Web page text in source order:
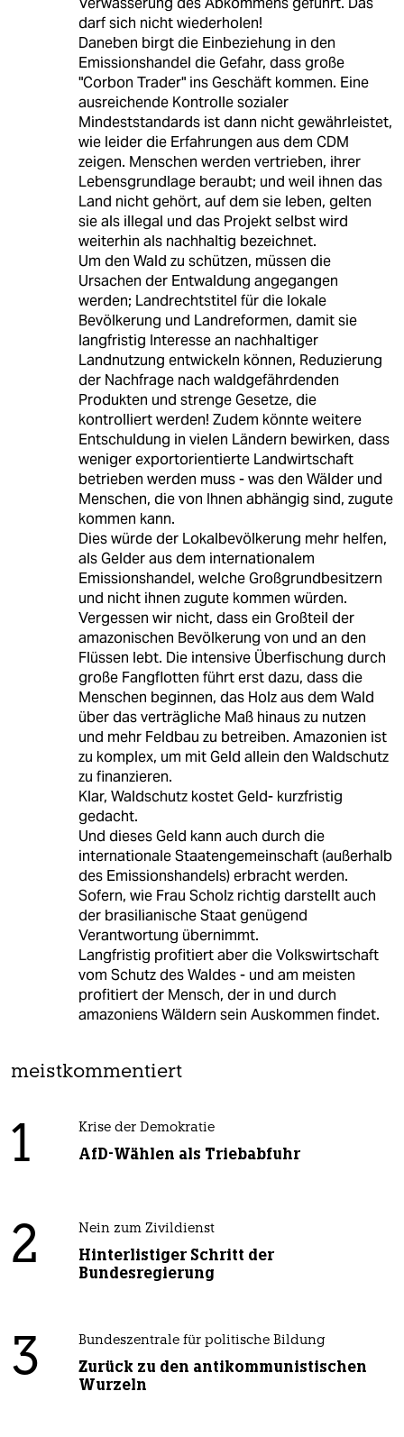
darf sich nicht wiederholen!
Daneben birgt die Einbeziehung in den
Emissionshandel die Gefahr, dass große
"Corbon Trader" ins Geschäft kommen. Eine
ausreichende Kontrolle sozialer
Mindeststandards ist dann nicht gewährleistet,
wie leider die Erfahrungen aus dem CDM
zeigen. Menschen werden vertrieben, ihrer
Lebensgrundlage beraubt; und weil ihnen das
Land nicht gehört, auf dem sie leben, gelten
sie als illegal und das Projekt selbst wird
weiterhin als nachhaltig bezeichnet.
Um den Wald zu schützen, müssen die
Ursachen der Entwaldung angegangen
werden; Landrechtstitel für die lokale
Bevölkerung und Landreformen, damit sie
langfristig Interesse an nachhaltiger
Landnutzung entwickeln können, Reduzierung
der Nachfrage nach waldgefährdenden
Produkten und strenge Gesetze, die
kontrolliert werden! Zudem könnte weitere
Entschuldung in vielen Ländern bewirken, dass
weniger exportorientierte Landwirtschaft
betrieben werden muss - was den Wälder und
Menschen, die von Ihnen abhängig sind, zugute
kommen kann.
Dies würde der Lokalbevölkerung mehr helfen,
als Gelder aus dem internationalem
Emissionshandel, welche Großgrundbesitzern
und nicht ihnen zugute kommen würden.
Vergessen wir nicht, dass ein Großteil der
amazonischen Bevölkerung von und an den
Flüssen lebt. Die intensive Überfischung durch
große Fangflotten führt erst dazu, dass die
Menschen beginnen, das Holz aus dem Wald
über das verträgliche Maß hinaus zu nutzen
und mehr Feldbau zu betreiben. Amazonien ist
zu komplex, um mit Geld allein den Waldschutz
zu finanzieren.
Klar, Waldschutz kostet Geld- kurzfristig
gedacht.
Und dieses Geld kann auch durch die
internationale Staatengemeinschaft (außerhalb
des Emissionshandels) erbracht werden.
Sofern, wie Frau Scholz richtig darstellt auch
der brasilianische Staat genügend
Verantwortung übernimmt.
Langfristig profitiert aber die Volkswirtschaft
vom Schutz des Waldes - und am meisten
profitiert der Mensch, der in und durch
amazoniens Wäldern sein Auskommen findet.
meistkommentiert
1 Krise der Demokratie
AfD-Wählen als Triebabfuhr
2 Nein zum Zivildienst
Hinterlistiger Schritt der
Bundesregierung
3 Bundeszentrale für politische Bildung
Zurück zu den antikommunistischen
Wurzeln